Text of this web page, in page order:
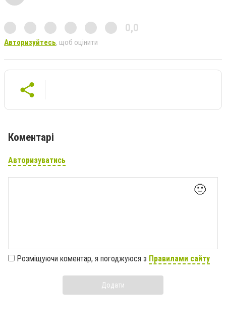
0,0
Авторизуйтесь, щоб оцінити
Коментарі
Авторизуватись
🙂
Розміщуючи коментар, я погоджуюся з Правилами сайту
Додати